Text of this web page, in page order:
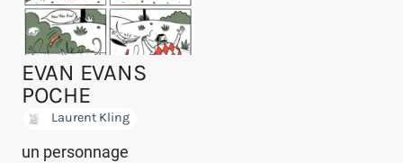
EVAN EVANS
POCHE
Laurent Kling
un personnage